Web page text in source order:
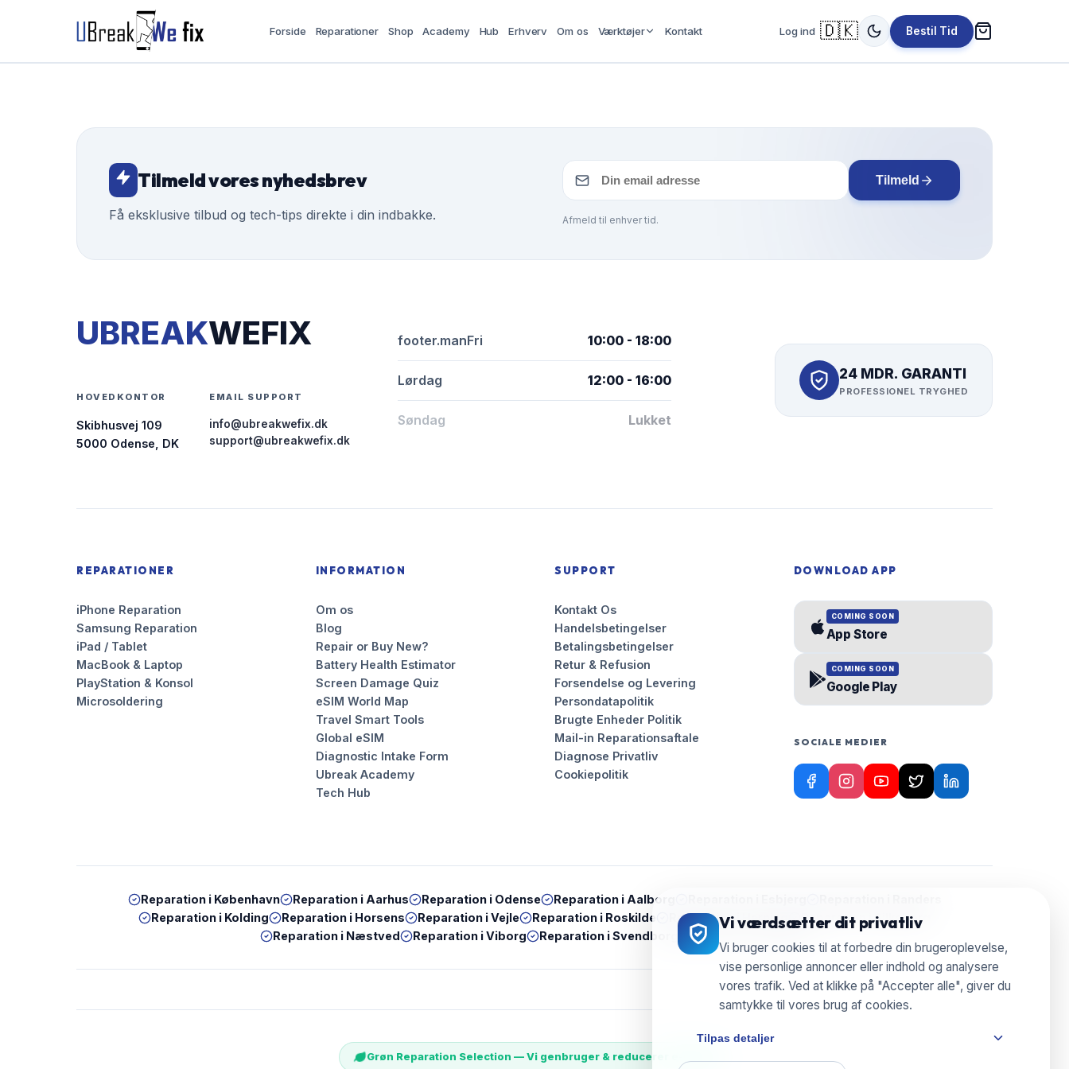
Forside Reparationer Shop Academy Hub Erhverv Om os Værktøjer Kontakt Log ind 🇩🇰 Bestil Tid
Vi værdsætter dit privatliv
Vi bruger cookies til at forbedre din brugeroplevelse,
vise personlige annoncer eller indhold og analysere
vores trafik. Ved at klikke på "Accepter alle", giver du
samtykke til vores brug af cookies.
Tilpas detaljer
Tilmeld vores nyhedsbrev
Få eksklusive tilbud og tech-tips direkte i din indbakke.
Tilmeld
Afmeld til enhver tid.
UBREAKWEFIX
HOVEDKONTOR
Skibhusvej 109
5000 Odense, DK
EMAIL SUPPORT
info@ubreakwefix.dk
support@ubreakwefix.dk
footer.manFri 10:00 - 18:00
Lørdag 12:00 - 16:00
Søndag Lukket
24 MDR. GARANTI
PROFESSIONEL TRYGHED
REPARATIONER
iPhone Reparation
Samsung Reparation
iPad / Tablet
MacBook & Laptop
PlayStation & Konsol
Microsoldering
INFORMATION
Om os
Blog
Repair or Buy New?
Battery Health Estimator
Screen Damage Quiz
eSIM World Map
Travel Smart Tools
Global eSIM
Diagnostic Intake Form
Ubreak Academy
Tech Hub
SUPPORT
Kontakt Os
Handelsbetingelser
Betalingsbetingelser
Retur & Refusion
Forsendelse og Levering
Persondatapolitik
Brugte Enheder Politik
Mail-in Reparationsaftale
Diagnose Privatliv
Cookiepolitik
DOWNLOAD APP
COMING SOON
App Store
COMING SOON
Google Play
SOCIALE MEDIER
Reparation i København Reparation i Aarhus Reparation i Odense Reparation i Aalborg
Reparation i Kolding Reparation i Horsens Reparation iVejle Reparation i Roskilde Reparation i Herning Reparation iSilkeborg
Reparation i Næstved Reparation iViborg Reparation iSvendborg Reparation i
Grøn Reparation Selection — Vi genbruger & reducerer e-waste